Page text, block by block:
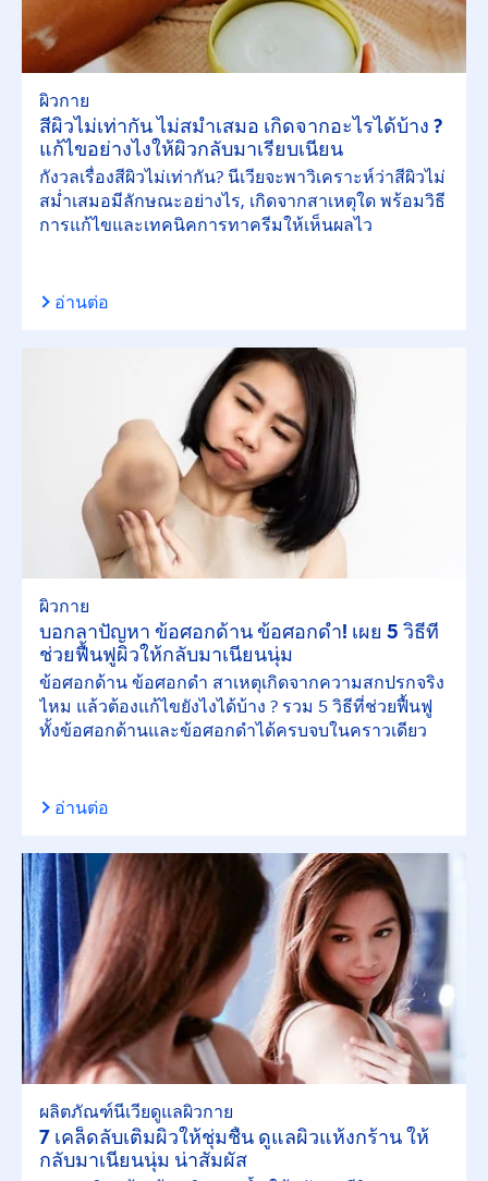
ผิวกาย
สีผิวไม่เท่ากัน ไม่สม่ำเสมอ เกิดจากอะไรได้บ้าง ?
แก้ไขอย่างไงให้ผิวกลับมาเรียบเนียน
กังวลเรื่องสีผิวไม่เท่ากัน? นีเวียจะพาวิเคราะห์ว่าสีผิวไม่
สม่ำเสมอมีลักษณะอย่างไร, เกิดจากสาเหตุใด พร้อมวิธี
การแก้ไขและเทคนิคการทาครีมให้เห็นผลไว
อ่านต่อ
ผิวกาย
บอกลาปัญหา ข้อศอกด้าน ข้อศอกดำ! เผย 5 วิธีที่
ช่วยฟื้นฟูผิวให้กลับมาเนียนนุ่ม
ข้อศอกด้าน ข้อศอกดำ สาเหตุเกิดจากความสกปรกจริง
ไหม แล้วต้องแก้ไขยังไงได้บ้าง ? รวม 5 วิธีที่ช่วยฟื้นฟู
ทั้งข้อศอกด้านและข้อศอกดำได้ครบจบในคราวเดียว
อ่านต่อ
ผลิตภัณฑ์นีเวียดูแลผิวกาย
7 เคล็ดลับเติมผิวให้ชุ่มชื้น ดูแลผิวแห้งกร้าน ให้
กลับมาเนียนนุ่ม น่าสัมผัส